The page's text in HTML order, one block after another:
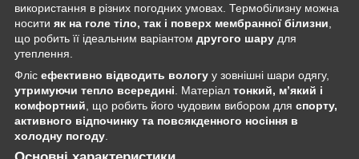
використання в різних погодних умовах. Термобілизну можна
носити як на голе тіло, так і поверх мембранної білизни
що робить її ідеальним варіантом другого шару для
утеплення.
Фліс ефективно відводить вологу у зовнішні шари одягу,
утримуючи тепло всередині . Матеріал тонкий, м’який і
комфортний , що робить його чудовим вибором для спорту,
активного відпочинку та повсякденного носіння в
холодну погоду